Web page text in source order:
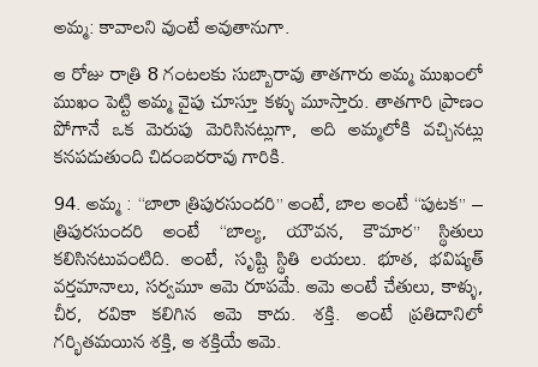
అమ్మ: కావాలని వుంటే అవుతానుగా.
ఆ రోజు రాత్రి 8 గంటలకు సుబ్బారావు తాతగారు అమ్మ ముఖంలో
ముఖం పెట్టి అమ్మ వైపు చూస్తూ కళ్ళు మూస్తారు. తాతగారి ప్రాణం
పోగానే ఒక మెరుపు మెరిసినట్లుగా, అది అమ్మలోకి వచ్చినట్లు
కనపడుతుంది చిదంబరరావు గారికి.
94. అమ్మ : “బాలా త్రిపురసుందరి” అంటే, బాల అంటే “పుటక” –
త్రిపురసుందరి అంటే “బాల్య, యౌవన, కౌమార” స్థితులు
కలిసినటువంటిది. అంటే, సృష్టి స్థితి లయలు. భూత, భవిష్యత్
వర్తమానాలు, సర్వమూ ఆమె రూపమే. ఆమె అంటే చేతులు, కాళ్ళు,
చీర, రవికా కలిగిన ఆమె కాదు. శక్తి. అంటే ప్రతిదానిలో
గర్భితమయిన శక్తి, ఆ శక్తియే ఆమె.